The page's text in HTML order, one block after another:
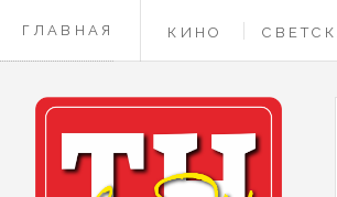
ГЛАВНАЯ КИНО
КОНТАКТЫ